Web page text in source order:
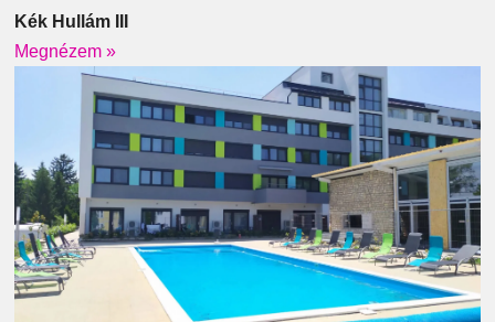
Kék Hullám III
Megnézem »